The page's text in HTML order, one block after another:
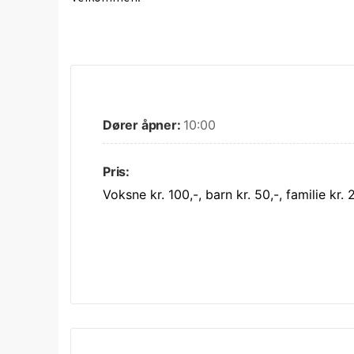
Dører åpner: 10:00
Pris:
Voksne kr. 100,-, barn kr. 50,-, familie kr.